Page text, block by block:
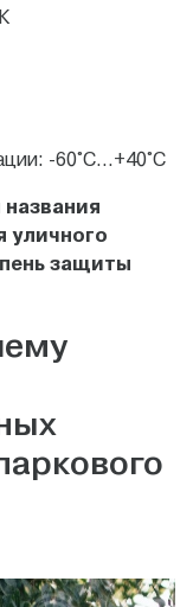
-60°С...+40°С
уличного
защиты